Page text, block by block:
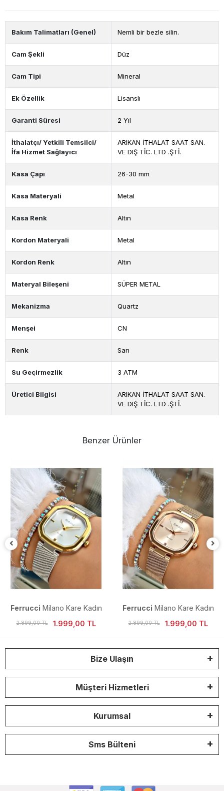
Bakım Talimatları (Genel) Nemli bir bezle silin.
Cam Şekli Düz
Cam Tipi Mineral
Ek Özellik Lisanslı
Garanti Süresi 2 Yıl
İthalatçı/ Yetkili Temsilci/
İfa Hizmet Sağlayıcı
ARIKAN İTHALAT SAAT SAN.
VE DIŞ TİC. LTD .ŞTİ.
Kasa Çapı 26-30 mm
Kasa Materyali Metal
Kasa Renk Altın
Kordon Materyali Metal
Kordon Renk Altın
Materyal Bileşeni SÜPER METAL
Mekanizma Quartz
Menşei CN
Renk Sarı
Su Geçirmezlik 3 ATM
Üretici Bilgisi
ARIKAN İTHALAT SAAT SAN.
VE DIŞ TİC. LTD .ŞTİ.
Benzer Ürünler
Ferrucci Milano Kare Kadın
Kol Saati
2.899,00 TL 1.999,00 TL
Ferrucci Milano Kare Kadın
Kol Saati
2.899,00 TL 1.999,00 TL
Bize Ulaşın
Müşteri Hizmetleri
Kurumsal
Sms Bülteni